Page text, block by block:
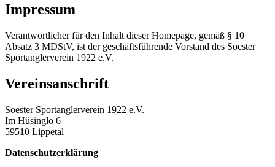
Impressum
Verantwortlicher für den Inhalt dieser Homepage, gemäß § 10
Absatz 3 MDStV, ist der geschäftsführende Vorstand des Soester
Sportanglerverein 1922 e.V.
Vereinsanschrift
Soester Sportanglerverein 1922 e.V.
Im Hüsinglo 6
59510 Lippetal
Datenschutzerklärung